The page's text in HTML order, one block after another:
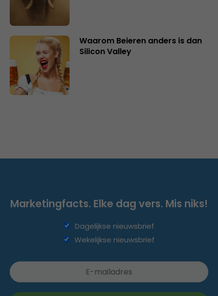
Waarom Beieren anders is dan
Silicon Valley
Marketingfacts. Elke dag vers. Mis niks!
Dagelijkse nieuwsbrief
Wekelijkse nieuwsbrief